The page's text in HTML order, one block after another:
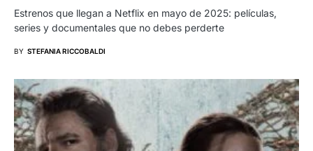
Estrenos que llegan a Netflix en mayo de 2025: películas,
series y documentales que no debes perderte
BY STEFANIA RICCOBALDI